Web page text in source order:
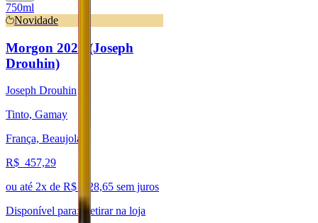
750ml
Novidade
Morgon 2022 (Joseph
Drouhin)
Joseph Drouhin
Tinto, Gamay
França, Beaujolais
R$ 457,29
ou até 2x de R$ 228,65 sem juros
Disponível para: Retirar na loja